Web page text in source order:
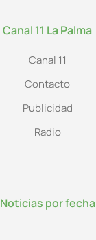
Canal 11 La Palma
Canal 11
Contacto
Publicidad
Radio
Noticias por fecha